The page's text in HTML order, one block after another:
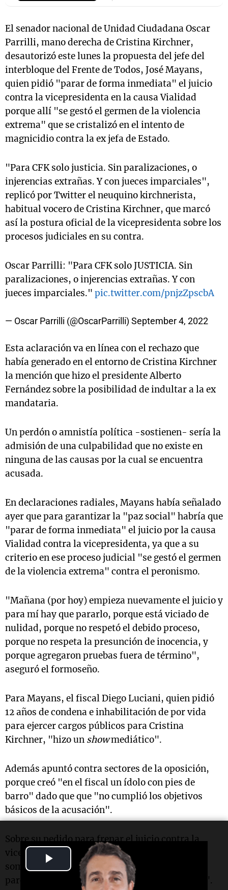
Play
Video
El senador nacional de Unidad Ciudadana Oscar
Parrilli, mano derecha de Cristina Kirchner,
desautorizó este lunes la propuesta del jefe del
interbloque del Frente de Todos, José Mayans,
quien pidió "parar de forma inmediata" el juicio
contra la vicepresidenta en la causa Vialidad
porque allí "se gestó el germen de la violencia
extrema" que se cristalizó en el intento de
magnicidio contra la ex jefa de Estado.
"Para CFK solo justicia. Sin paralizaciones, o
injerencias extrañas. Y con jueces imparciales",
replicó por Twitter el neuquino kirchnerista,
habitual vocero de Cristina Kirchner, que marcó
así la postura oficial de la vicepresidenta sobre los
procesos judiciales en su contra.
Oscar Parrilli: "Para CFK solo JUSTICIA. Sin
paralizaciones, o injerencias extrañas. Y con
jueces imparciales." pic.twitter.com/pnjzZpscbA
— Oscar Parrilli (@OscarParrilli) September 4, 2022
Esta aclaración va en línea con el rechazo que
había generado en el entorno de Cristina Kirchner
la mención que hizo el presidente Alberto
Fernández sobre la posibilidad de indultar a la ex
mandataria.
Un perdón o amnistía política -sostienen- sería la
admisión de una culpabilidad que no existe en
ninguna de las causas por la cual se encuentra
acusada.
En declaraciones radiales, Mayans había señalado
ayer que para garantizar la "paz social" habría que
"parar de forma inmediata" el juicio por la causa
Vialidad contra la vicepresidenta, ya que a su
criterio en ese proceso judicial "se gestó el germen
de la violencia extrema" contra el peronismo.
"Mañana (por hoy) empieza nuevamente el juicio y
para mí hay que pararlo, porque está viciado de
nulidad, porque no respetó el debido proceso,
porque no respeta la presunción de inocencia, y
porque agregaron pruebas fuera de término",
aseguró el formoseño.
Para Mayans, el fiscal Diego Luciani, quien pidió
12 años de condena e inhabilitación de por vida
para ejercer cargos públicos para Cristina
Kirchner, "hizo un showmediático".
Además apuntó contra sectores de la oposición,
porque creó "en el fiscal un ídolo con pies de
barro" dado que que "no cumplió los objetivos
básicos de la acusación".
Sobre su pedido para frenar el juicio contra la
vicepresidenta, afirmó que "uno no se puede
someter a una Justicia que está absolutamente
parcializada, que no respeta su debido proceso".